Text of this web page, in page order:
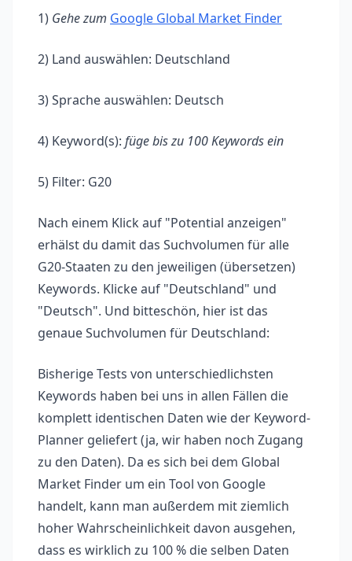
1) Gehe zum Google Global Market Finder
2) Land auswählen: Deutschland
3) Sprache auswählen: Deutsch
4) Keyword(s): füge bis zu 100 Keywords ein
5) Filter: G20
Nach einem Klick auf "Potential anzeigen"
erhälst du damit das Suchvolumen für alle
G20-Staaten zu den jeweiligen (übersetzen)
Keywords. Klicke auf "Deutschland" und
"Deutsch". Und bitteschön, hier ist das
genaue Suchvolumen für Deutschland:
Bisherige Tests von unterschiedlichsten
Keywords haben bei uns in allen Fällen die
komplett identischen Daten wie der Keyword-
Planner geliefert (ja, wir haben noch Zugang
zu den Daten). Da es sich bei dem Global
Market Finder um ein Tool von Google
handelt, kann man außerdem mit ziemlich
hoher Wahrscheinlichkeit davon ausgehen,
dass es wirklich zu 100 % die selben Daten